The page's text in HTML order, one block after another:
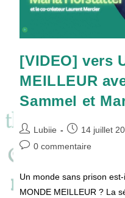
[VIDEO] vers
MEILLEUR
Sammel et
Auteur/autrice
de
Lubiie
Publication
publiée :
14 juillet
Commentaires
0 commentaire
Un monde sans prison
MONDE MEILLEUR ? La